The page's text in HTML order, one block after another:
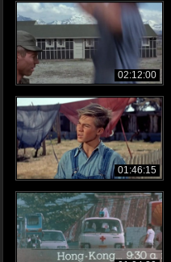
02:12:00
01:46:15